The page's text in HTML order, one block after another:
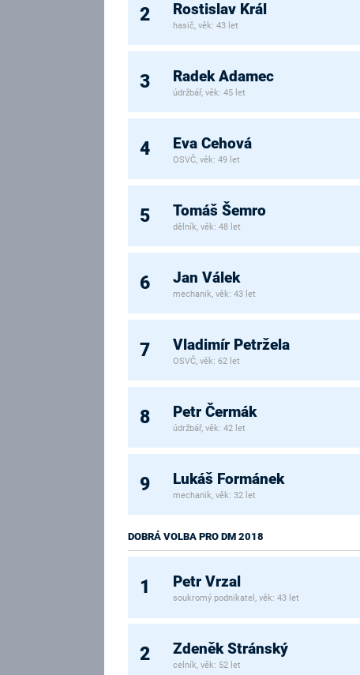
2 Rostislav Král
hasič, věk: 43 let
3 Radek Adamec
údržbář, věk: 45 let
4 Eva Cehová
OSVČ, věk: 49 let
5 Tomáš Šemro
dělník, věk: 48 let
6 Jan Válek
mechanik, věk: 43 let
7 Vladimír Petržela
OSVČ, věk: 62 let
8 Petr Čermák
údržbář, věk: 42 let
9 Lukáš Formánek
mechanik, věk: 32 let
DOBRÁ VOLBA PRO DM 2018
1 Petr Vrzal
soukromý podnikatel, věk: 43 let
2 Zdeněk Stránský
celník, věk: 52 let